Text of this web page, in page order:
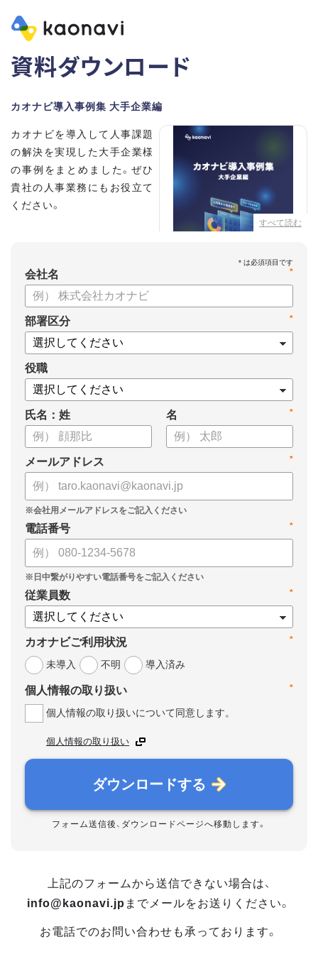
資料ダウンロード
カオナビ導入事例集 大手企業編
すべて読む
カオナビを導入して人事課題
の解決を実現した大手企業様
の事例をまとめました。ぜひ
貴社の人事業務にもお役立て
ください。
・本田技研工業株式会社
・沖電気工業株式会社
・三菱UFJニコス株式会社
・SOMPOひまわり生命保険株式会社
・スミセイ情報システム株式会社
*
会社名
*
部署区分
役職
氏名：姓 *
名
*
メールアドレス
*
電話番号
*
従業員数
*
カオナビご利用状況
未導入
不明 導入済み
*
個人情報の取り扱い
個人情報の取り扱いについて同意します。
個人情報の取り扱い
ダウンロードする
フォーム送信後、ダウンロードページへ移動します。
上記のフォームから送信できない場合は、
info@kaonavi.jp までメールをお送りください。
お電話でのお問い合わせも承っております。